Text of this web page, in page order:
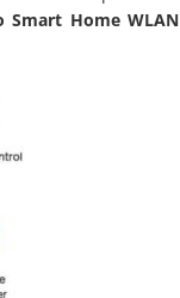
Smart Home WLAN